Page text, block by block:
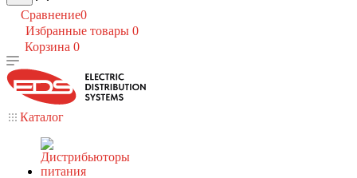
Сравнение0
Избранные товары 0
Корзина 0
Каталог